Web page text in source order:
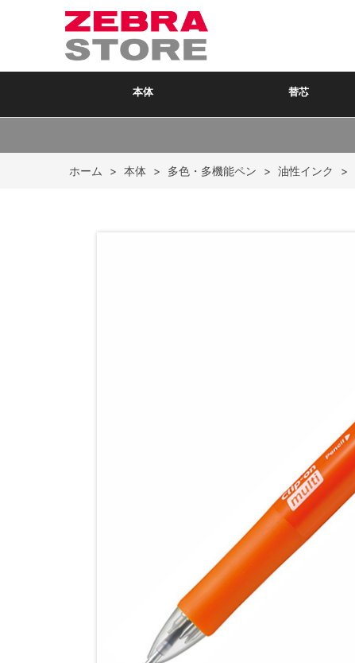
本体 替芯
ホーム > 本体 > 多色・多機能ペン > 油性インク >